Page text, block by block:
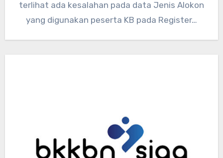
terlihat ada kesalahan pada data Jenis Alokon
yang digunakan peserta KB pada Register…